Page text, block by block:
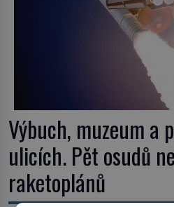
Výbuch, muzeum a
ulicích. Pět osudů
raketoplánů